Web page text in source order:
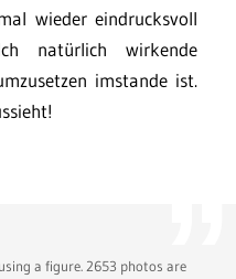
wieder eindrucksvoll
natürlich wirkende
imstande ist.
a figure. 2653 photos are